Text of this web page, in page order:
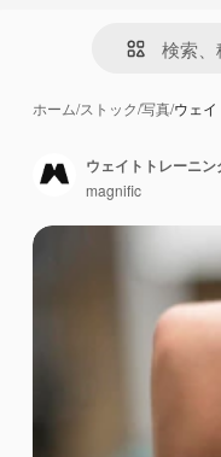
ホーム/ストック/写真/ウェ
ウェイトトレーニ
magnific